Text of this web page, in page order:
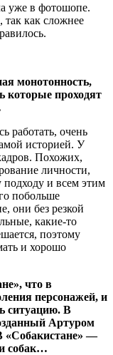
уже в фотошопе.
как сложнее
монотонность,
которые проходят
работать, очень
историей. У
Похожих,
личности,
подходу и всем этим
побольше
они без резкой
какие-то
поэтому
и хорошо
что в
персонажей, и
ситуацию. В
Артуром
«Собакистане» —
собак…